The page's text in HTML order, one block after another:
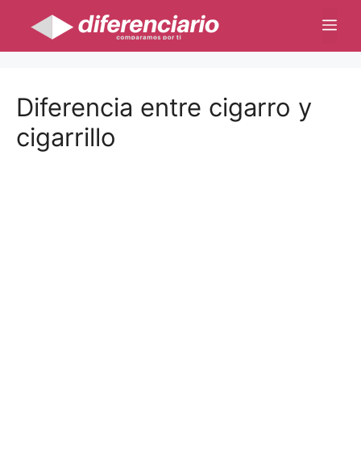
contenido
Diferencia entre cigarro y
cigarrillo